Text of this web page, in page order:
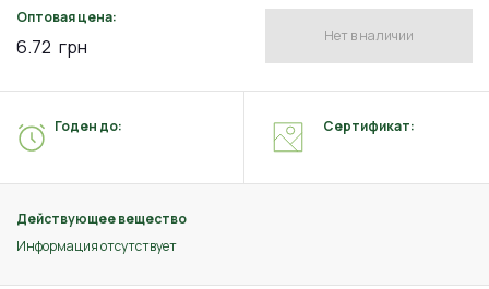
Оптовая цена:
6.72 грн Нет в наличии
Действующее вещество
Информация отсутствует
Годен до: Сертификат: